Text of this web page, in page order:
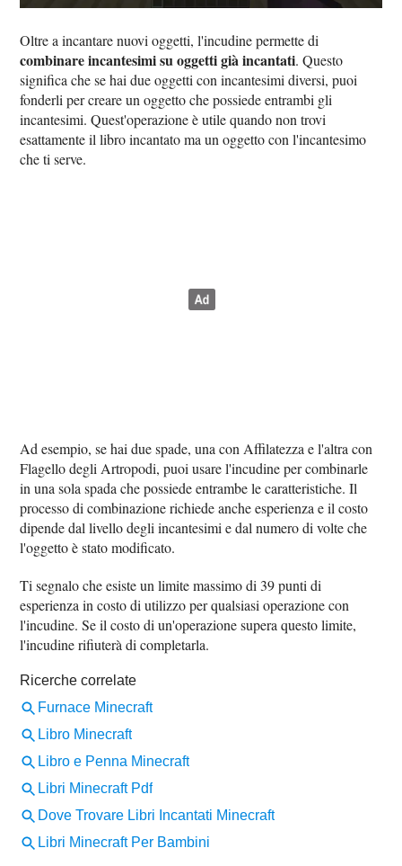
Oltre a incantare nuovi oggetti, l'incudine permette di
combinare incantesimi su oggetti già incantati. Questo
significa che se hai due oggetti con incantesimi diversi, puoi
fonderli per creare un oggetto che possiede entrambi gli
incantesimi. Quest'operazione è utile quando non trovi
esattamente il libro incantato ma un oggetto con l'incantesimo
che ti serve.
Ad esempio, se hai due spade, una con Affilatezza e l'altra con
Flagello degli Artropodi, puoi usare l'incudine per combinarle
in una sola spada che possiede entrambe le caratteristiche. Il
processo di combinazione richiede anche esperienza e il costo
dipende dal livello degli incantesimi e dal numero di volte che
l'oggetto è stato modificato.
Ti segnalo che esiste un limite massimo di 39 punti di
esperienza in costo di utilizzo per qualsiasi operazione con
l'incudine. Se il costo di un'operazione supera questo limite,
l'incudine rifiuterà di completarla.